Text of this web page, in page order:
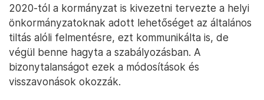
2020-tól a kormányzat is kivezetni tervezte a helyi
önkormányzatoknak adott lehetőséget az általános
tiltás alóli felmentésre, ezt kommunikálta is, de
végül benne hagyta a szabályozásban. A
bizonytalanságot ezek a módosítások és
visszavonások okozzák.